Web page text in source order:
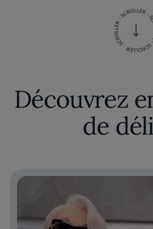
Découvrez
de